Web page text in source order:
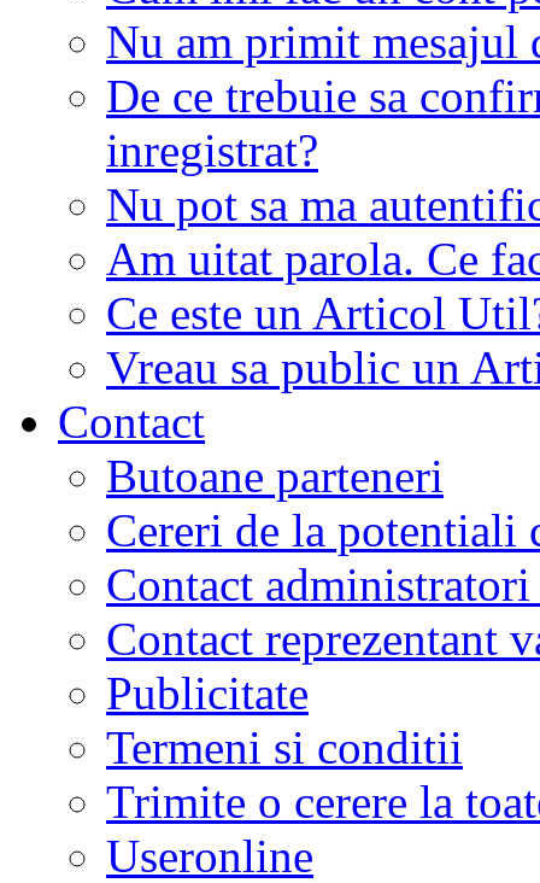
Nu am primit mesajul
De ce trebuie sa
inregistrat?
Nu pot sa ma
Am uitat parola. Ce
Ce este un Articol
Vreau sa public un
Contact
Butoane parteneri
Cereri de la potentiali
Contact
Contact reprezentant
Publicitate
Termeni si conditii
Trimite o cerere la
Useronline